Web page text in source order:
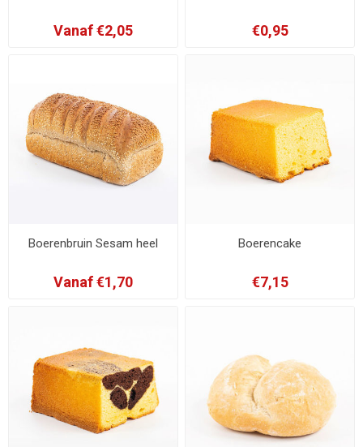
Vanaf €2,05 €0,95
Boerenbruin Sesam heel
Vanaf €1,70
Boerencake
€7,15